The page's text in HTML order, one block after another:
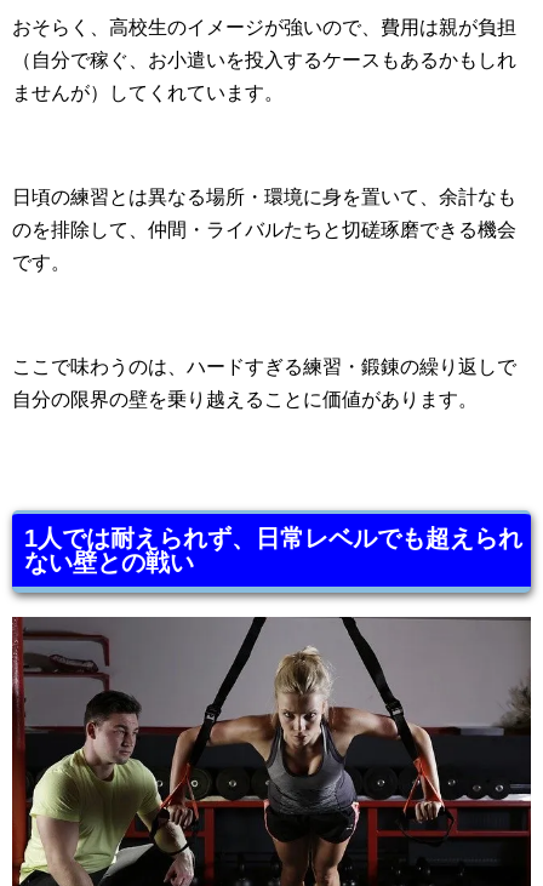
おそらく、高校生のイメージが強いので、費用は親が負担
（自分で稼ぐ、お小遣いを投入するケースもあるかもしれ
ませんが）してくれています。
日頃の練習とは異なる場所・環境に身を置いて、余計なも
のを排除して、仲間・ライバルたちと切磋琢磨できる機会
です。
ここで味わうのは、ハードすぎる練習・鍛錬の繰り返しで
自分の限界の壁を乗り越えることに価値があります。
1人では耐えられず、日常レベルでも超えられ
ない壁との戦い